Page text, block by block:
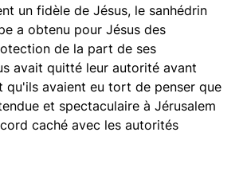
un fidèle de Jésus, le sanhédrin
a obtenu pour Jésus des
de la part de ses
avait quitté leur autorité avant
qu'ils avaient eu tort de penser que
et spectaculaire à Jérusalem
caché avec les autorités